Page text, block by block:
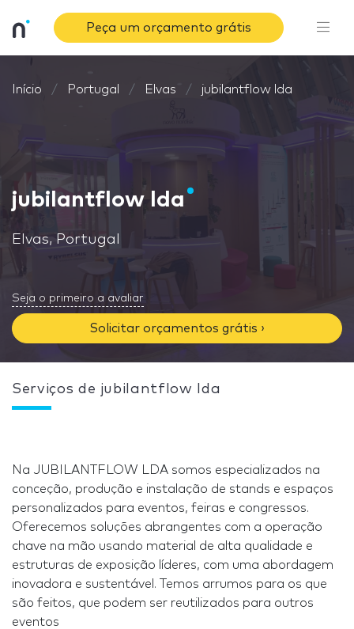
Peça um orçamento grátis
Início Portugal Elvas jubilantflow lda
jubilantflow lda
Elvas, Portugal
Seja o primeiro a avaliar
Solicitar orçamentos grátis ›
Serviços de jubilantflow lda
Na JUBILANTFLOW LDA somos especializados na
conceção, produção e instalação de stands e espaços
personalizados para eventos, feiras e congressos.
Oferecemos soluções abrangentes com a operação
chave na mão usando material de alta qualidade e
estruturas de exposição líderes, com uma abordagem
inovadora e sustentável. Temos arrumos para os que
são feitos, que podem ser reutilizados para outros
eventos